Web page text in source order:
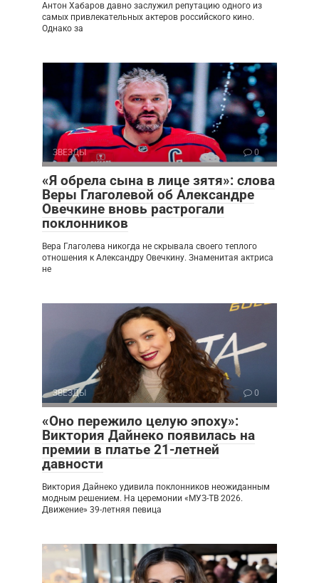
Антон Хабаров давно заслужил репутацию одного из
самых привлекательных актеров российского кино.
Однако за
ЗВЕЗДЫ 0
«Я обрела сына в лице зятя»: слова
Веры Глаголевой об Александре
Овечкине вновь растрогали
поклонников
Вера Глаголева никогда не скрывала своего теплого
отношения к Александру Овечкину. Знаменитая актриса
не
ЗВЕЗДЫ 0
«Оно пережило целую эпоху»:
Виктория Дайнеко появилась на
премии в платье 21-летней
давности
Виктория Дайнеко удивила поклонников неожиданным
модным решением. На церемонии «МУЗ-ТВ 2026.
Движение» 39-летняя певица